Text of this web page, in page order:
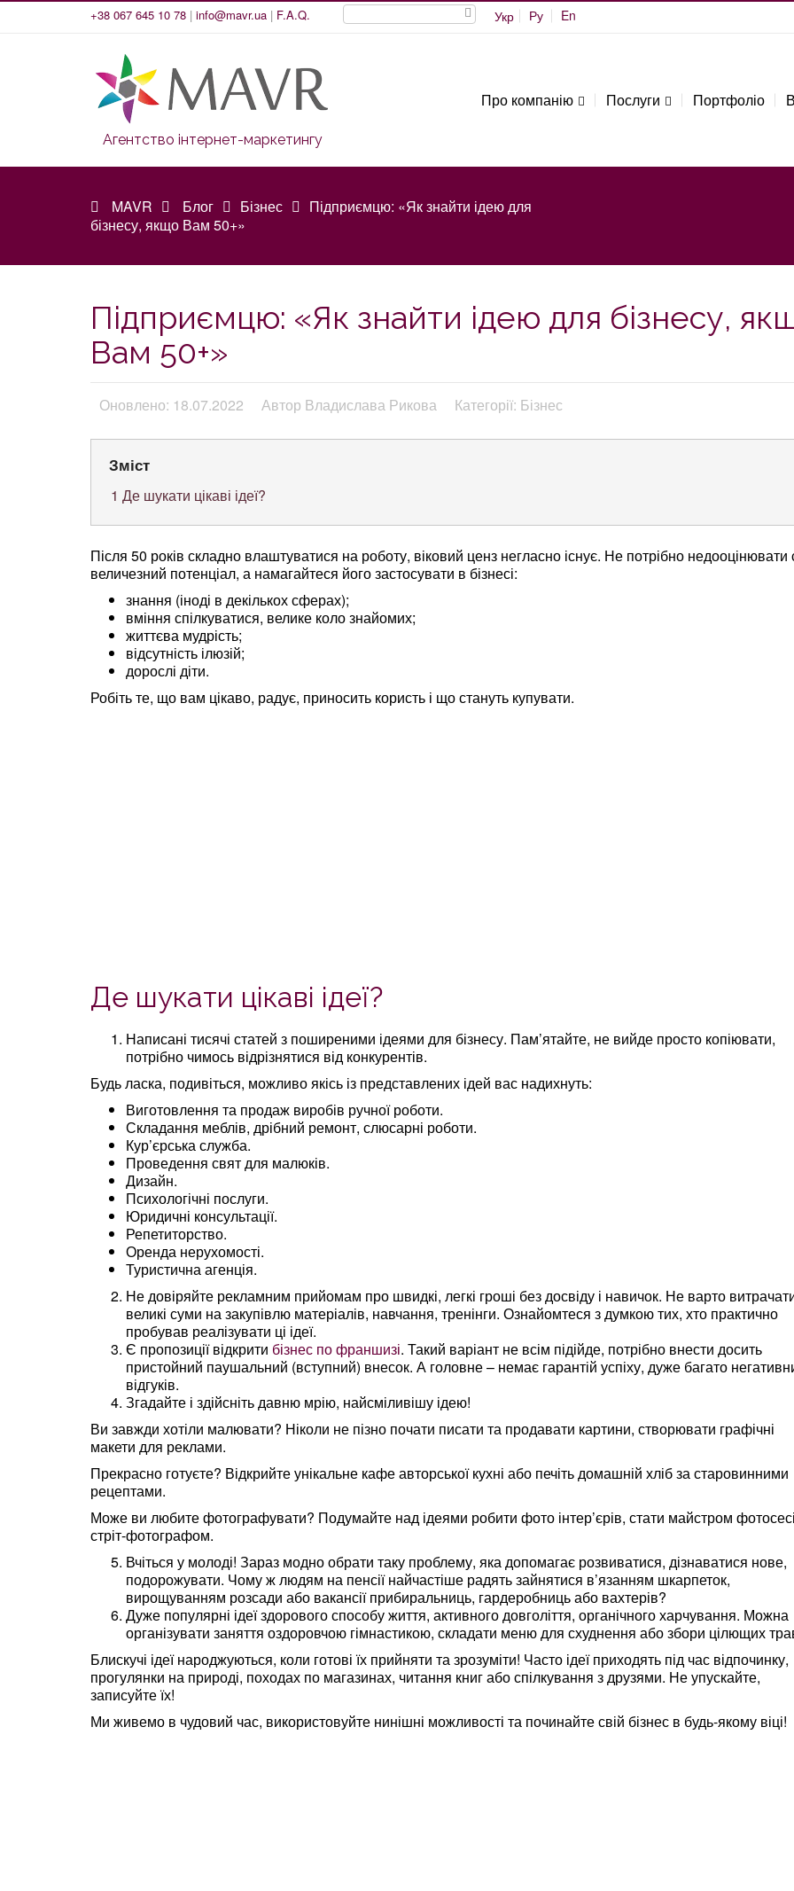
+38 067 645 10 78 | info@mavr.ua | F.A.Q. Укр Ру En
Агентство інтернет-маркетингу
Про компанію Послуги Портфоліо
MAVR Блог Бізнес
Підприємцю: «Як знайти ідею для
бізнесу, якщо Вам 50+»
Підприємцю: «Як знайти ідею для бізнесу,
Вам 50+»
Оновлено: 18.07.2022 Автор Владислава Рикова Категорії: Бізнес
Зміст
1 Де шукати цікаві ідеї?
Після 50 років складно влаштуватися на роботу, віковий ценз негласно існує. Не потрібно недооцінювати
величезний потенціал, а намагайтеся його застосувати в бізнесі:
знання (іноді в декількох сферах);
вміння спілкуватися, велике коло знайомих;
життєва мудрість;
відсутність ілюзій;
дорослі діти.
Робіть те, що вам цікаво, радує, приносить користь і що стануть купувати.
Де шукати цікаві ідеї?
Написані тисячі статей з поширеними ідеями для бізнесу. Пам’ятайте, не вийде просто копіювати,
потрібно чимось відрізнятися від конкурентів.
Будь ласка, подивіться, можливо якісь із представлених ідей вас надихнуть:
Виготовлення та продаж виробів ручної роботи.
Складання меблів, дрібний ремонт, слюсарні роботи.
Кур’єрська служба.
Проведення свят для малюків.
Дизайн.
Психологічні послуги.
Юридичні консультації.
Репетиторство.
Оренда нерухомості.
Туристична агенція.
Не довіряйте рекламним прийомам про швидкі, легкі гроші без досвіду і навичок. Не варто
великі суми на закупівлю матеріалів, навчання, тренінги. Ознайомтеся з думкою тих, хто практично
пробував реалізувати ці ідеї.
Є пропозиції відкрити бізнес по франшизі. Такий варіант не всім підійде, потрібно внести досить
пристойний паушальний (вступний) внесок. А головне – немає гарантій успіху, дуже багато
відгуків.
Згадайте і здійсніть давню мрію, найсміливішу ідею!
Ви завжди хотіли малювати? Ніколи не пізно почати писати та продавати картини, створювати графічні
макети для реклами.
Прекрасно готуєте? Відкрийте унікальне кафе авторської кухні або печіть домашній хліб за старовинними
рецептами.
Може ви любите фотографувати? Подумайте над ідеями робити фото інтер’єрів, стати майстром
стріт-фотографом.
Вчіться у молоді! Зараз модно обрати таку проблему, яка допомагає розвиватися, дізнаватися нове,
подорожувати. Чому ж людям на пенсії найчастіше радять зайнятися в’язанням шкарпеток,
вирощуванням розсади або вакансії прибиральниць, гардеробниць або вахтерів?
Дуже популярні ідеї здорового способу життя, активного довголіття, органічного харчування. Можна
організувати заняття оздоровчою гімнастикою, складати меню для схуднення або збори цілющих
Блискучі ідеї народжуються, коли готові їх прийняти та зрозуміти! Часто ідеї приходять під час відпочинку,
прогулянки на природі, походах по магазинах, читання книг або спілкування з друзями. Не упускайте,
записуйте їх!
Ми живемо в чудовий час, використовуйте нинішні можливості та починайте свій бізнес в будь-якому віці!